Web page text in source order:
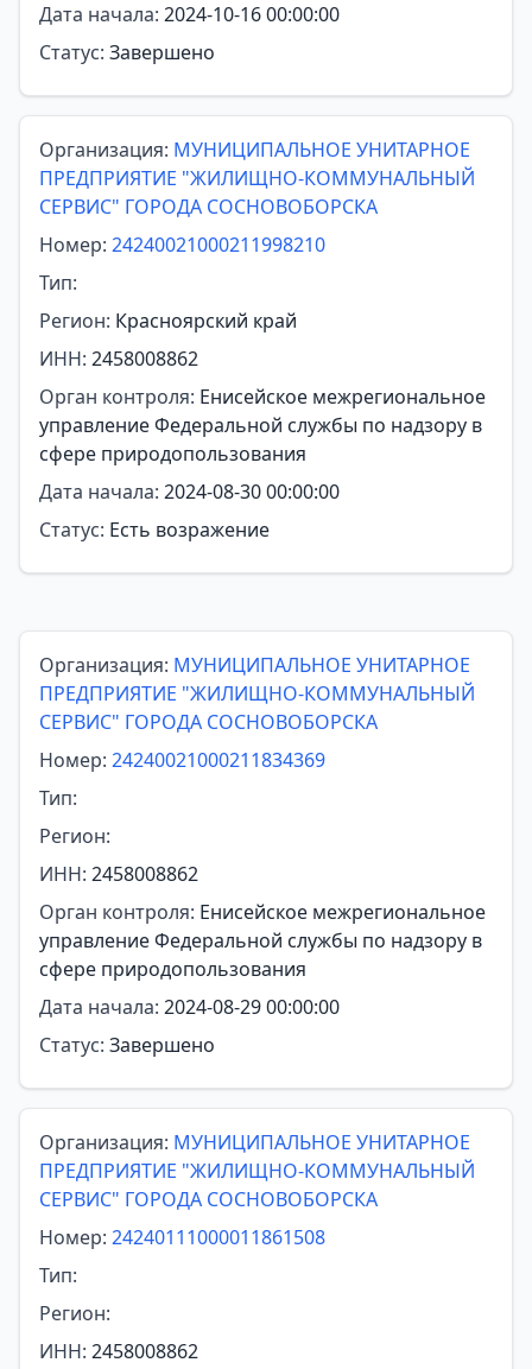
Дата начала: 2024-10-16 00:00:00
Статус: Завершено
Организация: МУНИЦИПАЛЬНОЕ УНИТАРНОЕ
ПРЕДПРИЯТИЕ "ЖИЛИЩНО-КОММУНАЛЬНЫЙ
СЕРВИС" ГОРОДА СОСНОВОБОРСКА
Номер: 24240021000211998210
Тип:
Регион: Красноярский край
ИНН: 2458008862
Орган контроля: Енисейское межрегиональное
управление Федеральной службы по надзору в
сфере природопользования
Дата начала: 2024-08-30 00:00:00
Статус: Есть возражение
Организация: МУНИЦИПАЛЬНОЕ УНИТАРНОЕ
ПРЕДПРИЯТИЕ "ЖИЛИЩНО-КОММУНАЛЬНЫЙ
СЕРВИС" ГОРОДА СОСНОВОБОРСКА
Номер: 24240021000211834369
Тип:
Регион:
ИНН: 2458008862
Орган контроля: Енисейское межрегиональное
управление Федеральной службы по надзору в
сфере природопользования
Дата начала: 2024-08-29 00:00:00
Статус: Завершено
Организация: МУНИЦИПАЛЬНОЕ УНИТАРНОЕ
ПРЕДПРИЯТИЕ "ЖИЛИЩНО-КОММУНАЛЬНЫЙ
СЕРВИС" ГОРОДА СОСНОВОБОРСКА
Номер: 24240111000011861508
Тип:
Регион:
ИНН: 2458008862